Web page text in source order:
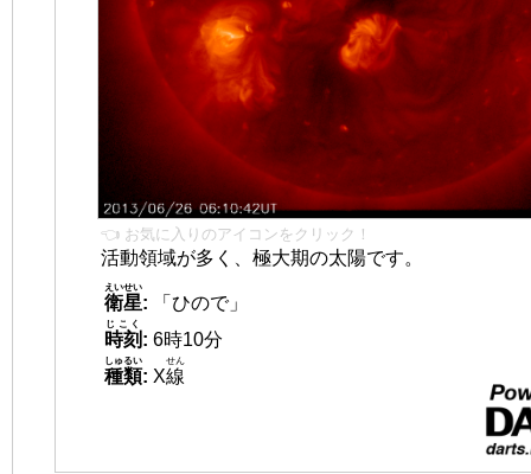
👈 お気に入りのアイコンをクリック！
活動領域が多く、極大期の太陽です。
衛星
えいせい
:
「ひので」
時刻
じこく
: 6時10分
種類
しゅるい
: X線
せん